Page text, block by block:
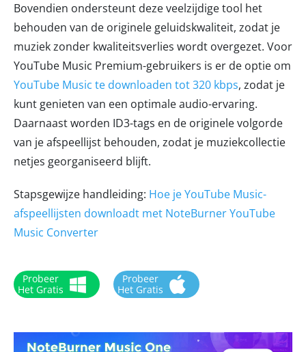
Bovendien ondersteunt deze veelzijdige tool het
behouden van de originele geluidskwaliteit, zodat je
muziek zonder kwaliteitsverlies wordt overgezet. Voor
YouTube Music Premium-gebruikers is er de optie om
YouTube Music te downloaden tot 320 kbps, zodat je
kunt genieten van een optimale audio-ervaring.
Daarnaast worden ID3-tags en de originele volgorde
van je afspeellijst behouden, zodat je muziekcollectie
netjes georganiseerd blijft.
Stapsgewijze handleiding: Hoe je YouTube Music-
afspeellijsten downloadt met NoteBurner YouTube
Music Converter
Probeer
Het Gratis
Probeer
Het Gratis